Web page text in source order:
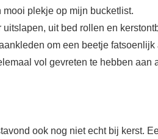
plekje op mijn bucketlist.
uit bed rollen en
om een beetje
vol gevreten te hebben aan
ook nog niet echt bij kerst.